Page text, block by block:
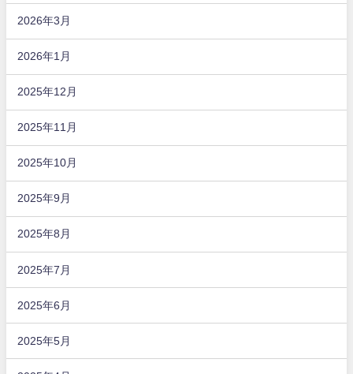
2026年3月
2026年1月
2025年12月
2025年11月
2025年10月
2025年9月
2025年8月
2025年7月
2025年6月
2025年5月